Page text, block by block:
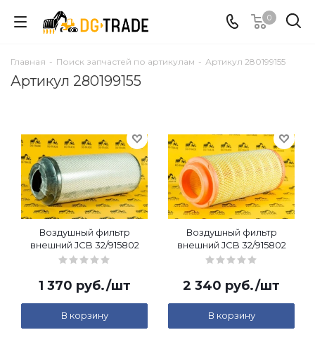
0
Главная - Поиск запчастей по артикулам - Артикул 280199155
Артикул 280199155
Воздушный фильтр
внешний JCB 32/915802
1 370 руб./шт
В корзину
Воздушный фильтр
внешний JCB 32/915802
2 340 руб./шт
В корзину